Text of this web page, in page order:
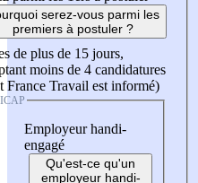
serez-vous parmi les
premiers à postuler ?
de plus de 15 jours,
moins de 4 candidatures
France Travail est informé)
Employeur handi-
engagé
Qu'est-ce qu'un
employeur handi-